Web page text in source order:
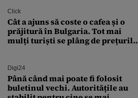
Click
Cât a ajuns să coste o cafea și o
prăjitură în Bulgaria. Tot mai
mulți turiști se plâng de prețurile
Digi24
Până când mai poate fi folosit
buletinul vechi. Autoritățile au